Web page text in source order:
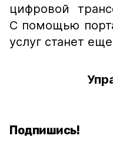
цифровой
С помощью
услуг станет
Подпишись!